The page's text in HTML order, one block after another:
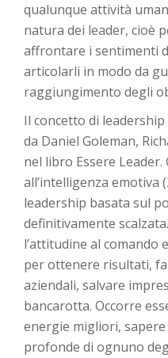
qualunque attività
natura dei leader, cioè
affrontare i sentimenti
articolarli in modo da
raggiungimento degli
Il concetto di
da Daniel Goleman,
nel libro Essere
all’intelligenza emotiva
leadership basata sul
definitivamente
l’attitudine al comando
per ottenere risultati,
aziendali, salvare
bancarotta. Occorre
energie migliori,
profonde di ognuno